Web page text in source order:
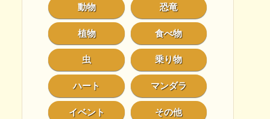
動物 恐竜
植物 食べ物
虫 乗り物
ハート マンダラ
イベント その他